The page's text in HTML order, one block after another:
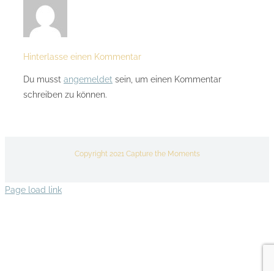
Hinterlasse einen Kommentar
Du musst angemeldet sein, um einen Kommentar
schreiben zu können.
Copyright 2021 Capture the Moments
Page load link